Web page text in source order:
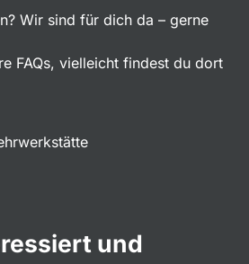
Wir sind für dich da – gerne
FAQs, vielleicht findest du dort
und